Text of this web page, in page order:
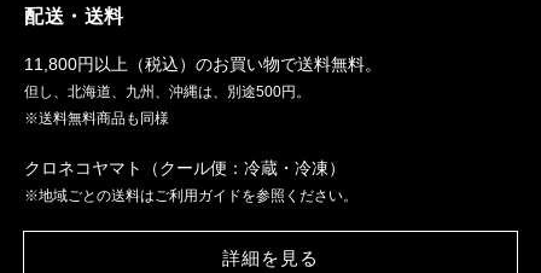
配送・送料
11,800円以上（税込）のお買い物で送料無料。
但し、北海道、九州、沖縄は、別途500円。
※送料無料商品も同様
クロネコヤマト（クール便：冷蔵・冷凍）
※地域ごとの送料はご利用ガイドを参照ください。
詳細を見る